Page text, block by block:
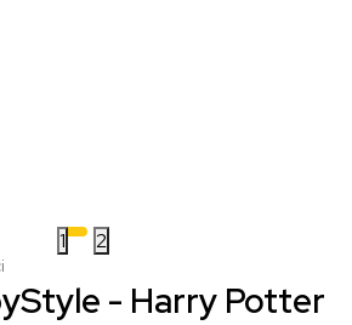
1 2
- Harry Potter